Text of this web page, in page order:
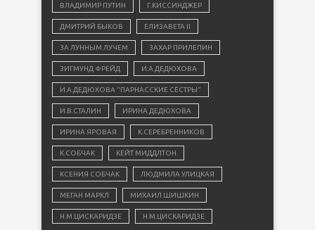
ВЛАДИМИР ПУТИН Г.КИССИНДЖЕР
ДМИТРИЙ БЫКОВ ЕЛИЗАВЕТА II
ЗА ЛУННЫМ ЛУЧЕМ ЗАХАР ПРИЛЕПИН
ЗИГМУНД ФРЕЙД И.А.ДЕДЮХОВА
И.А.ДЕДЮХОВА "ПАРНАССКИЕ СЁСТРЫ"
И.В.СТАЛИН ИРИНА ДЕДЮХОВА
ИРИНА ЯРОВАЯ К.СЕРЕБРЕННИКОВ
К.СОБЧАК КЕЙТ МИДДЛТОН
КСЕНИЯ СОБЧАК ЛЮДМИЛА УЛИЦКАЯ
МЕГАН МАРКЛ МИХАИЛ ШИШКИН
Н.М.ЦИСКАРИДЗЕ Н.М.ЦИСКАРИДЗЕ